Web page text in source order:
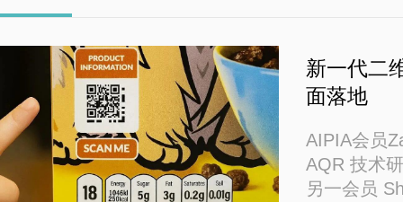
新一代二
面落地
AIPIA会员
AQR 技术
另一会员